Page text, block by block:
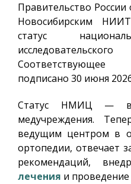
Правительство
Новосибирским
статус
подписано 30 июня
Статус НМИЦ —
медучреждения.
ведущим центром в
ортопедии, отвечает
рекомендаций,
лечения и проведение